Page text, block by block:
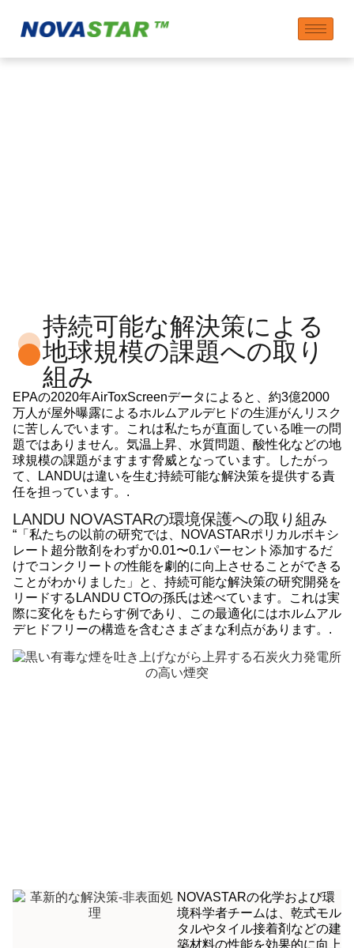
持続可能な解決策による
地球規模の課題への取り
組み
EPAの2020年AirToxScreenデータによると、約3億2000
万人が屋外曝露によるホルムアルデヒドの生涯がんリスク
に苦しんでいます。これは私たちが直面している唯一の問
題ではありません。気温上昇、水質問題、酸性化などの地
球規模の課題がますます脅威となっています。したがっ
て、LANDUは違いを生む持続可能な解決策を提供する責
任を担っています。.
LANDU NOVASTARの環境保護への取り組み
“「私たちの以前の研究では、NOVASTARポリカルボキシ
レート超分散剤をわずか0.01〜0.1パーセント添加するだ
けでコンクリートの性能を劇的に向上させることができる
ことがわかりました」と、持続可能な解決策の研究開発を
リードするLANDU CTOの孫氏は述べています。これは実
際に変化をもたらす例であり、この最適化にはホルムアル
デヒドフリーの構造を含むさまざまな利点があります。.
NOVASTARの化学および環
境科学者チームは、乾式モル
タルやタイル接着剤などの建
築材料の性能を効果的に向上